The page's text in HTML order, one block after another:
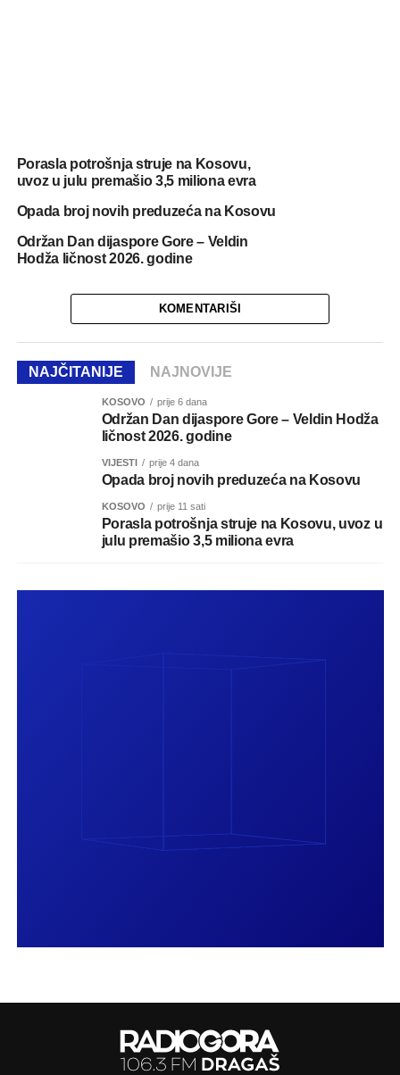
Porasla potrošnja struje na Kosovu,
uvoz u julu premašio 3,5 miliona evra
Opada broj novih preduzeća na Kosovu
Održan Dan dijaspore Gore – Veldin
Hodža ličnost 2026. godine
KOMENTARIŠI
NAJČITANIJE NAJNOVIJE
KOSOVO prije 6 dana
Održan Dan dijaspore Gore – Veldin Hodža
ličnost 2026. godine
VIJESTI prije 4 dana
Opada broj novih preduzeća na Kosovu
KOSOVO prije 11 sati
Porasla potrošnja struje na Kosovu, uvoz u
julu premašio 3,5 miliona evra